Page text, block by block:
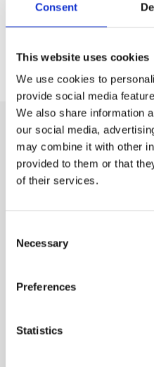
Consent
This website uses cookies
We use cookies to
provide social media
We also share information
our social media,
may combine it with other
provided to them or that
of their services.
Selection
Necessary
Preferences
Statistics